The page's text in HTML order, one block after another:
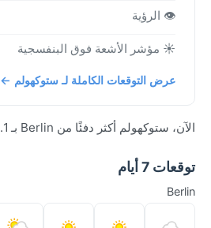
👁️ الرؤية
☀️ مؤشر الأشعة فوق البنفسجية
عرض التوقعات الكاملة لـ ستوكهولم ←
الآن، ستوكهولم أكثر دفئًا من Berlin بـ 2.1°C.
توقعات 7 أيام
Berlin